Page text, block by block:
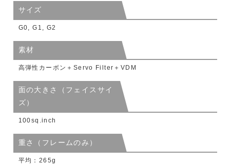
サイズ
G0, G1, G2
素材
高弾性カーボン＋Servo Filter＋VDM
面の大きさ（フェイスサイ
ズ）
100sq.inch
重さ（フレームのみ）
平均：265g